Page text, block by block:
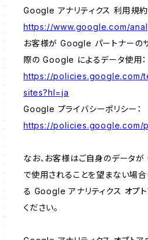
Google アナリティクス 利用規約
https://www.google.com/
お客様が Google パートナーの
際の Google によるデータ使用：
https://policies.google.com/
sites?hl=ja
Google プライバシーポリシー：
https://policies.google.com/
なお、お客様はご自身のデータ
で使用されることを望まない場
る Google アナリティクス オプ
ください。